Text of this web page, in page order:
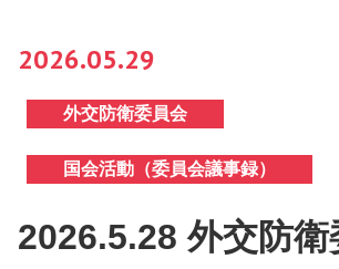
2026.05.29
外交防衛委員会
国会活動（委員会議事録）
2026.5.28 外交防